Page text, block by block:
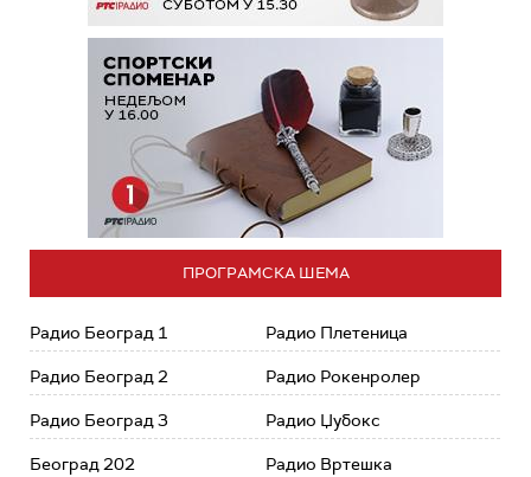
ПРОГРАМСКА ШЕМА
Радио Београд 1
Радио Београд 2
Радио Београд 3
Београд 202
Радио Плетеница
Радио Рокенролер
Радио Џубокс
Радио Вртешка